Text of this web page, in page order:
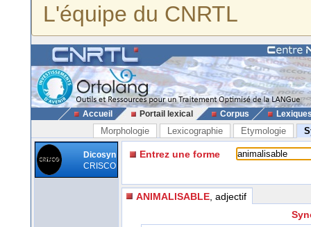
L'équipe du CNRTL
Accueil Portail lexical Corpus
Morphologie Lexicographie Etymologie
Dicosyn
CRISCO
Entrez une forme
ANIMALISABLE , adjectif